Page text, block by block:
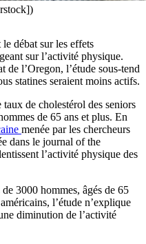
débat sur les effets
sur l’activité physique.
de l’Oregon, l’étude sous-tend
statines seraient moins actifs.
de cholestérol des seniors
de 65 ans et plus. En
menée par les chercheurs
dans le journal of the
l’activité physique des
3000 hommes, âgés de 65
l’étude n’explique
diminution de l’activité